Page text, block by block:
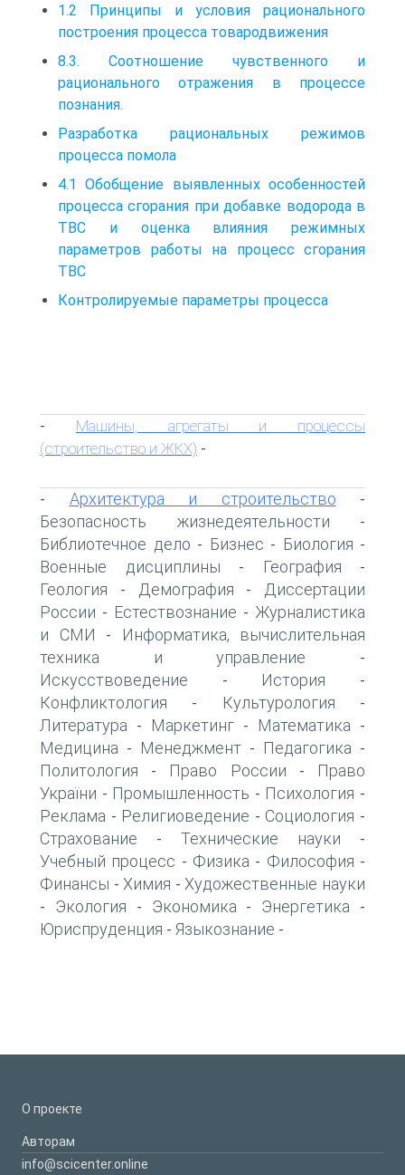
1.2 Принципы и условия рационального
построения процесса товародвижения
8.3. Соотношение чувственного и
рационального отражения в процессе
познания.
Разработка рациональных режимов
процесса помола
4.1 Обобщение выявленных особенностей
процесса сгорания при добавке водорода в
ТВС и оценка влияния режимных
параметров работы на процесс сгорания
ТВС
Контролируемые параметры процесса
- Машины, агрегаты и процессы
(строительство и ЖКХ) -
- Архитектура и строительство -
Безопасность жизнедеятельности -
Библиотечное дело - Бизнес - Биология -
Военные дисциплины - География -
Геология - Демография -
Диссертации
России - Естествознание - Журналистика
и СМИ -
Информатика, вычислительная
техника и управление -
Искусствоведение - История -
Конфликтология - Культурология -
Литература - Маркетинг - Математика -
Медицина - Менеджмент - Педагогика -
Политология - Право России -
Право
України - Промышленность - Психология -
Реклама - Религиоведение - Социология -
Страхование - Технические науки -
Учебный процесс - Физика - Философия -
Финансы -Химия -Художественные науки
- Экология - Экономика - Энергетика -
Юриспруденция - Языкознание -
О проекте
Авторам
info@scicenter.online